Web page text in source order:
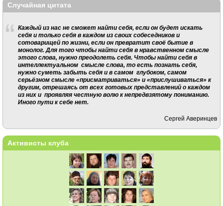
Случайная цитата
Каждый из нас не сможет найти себя, если он будет искать
себя и только себя в каждом из своих собеседников и
сотоварищей по жизни, если он превратит своё бытие в
монолог. Для того чтобы найти себя в нравственном смысле
этого слова, нужно преодолеть себя. Чтобы найти себя в
интеллектуальном смысле слова, то есть познать себя,
нужно суметь забыть себя и в самом глубоком, самом
серьёзном смысле «присматриваться» и «прислушиваться» к
другим, отрешаясь от всех готовых представлений о каждом
из них и проявляя честную волю к непредвзятому пониманию.
Иного пути к себе нет.
Сергей Аверинцев
Активисты клуба